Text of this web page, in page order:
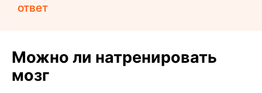
ответ
Можно ли натренировать
мозг